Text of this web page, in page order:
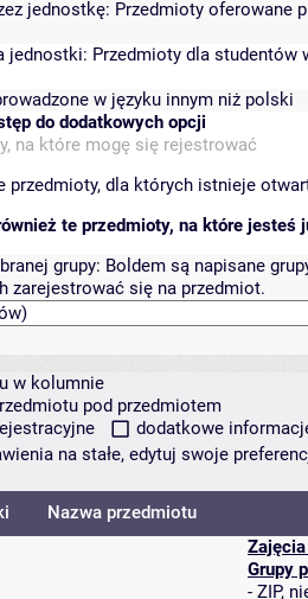
jednostkę: Przedmioty oferowane
jednostki: Przedmioty dla studentów
w języku innym niż polski
do dodatkowych opcji
na które mogę się rejestrować
przedmioty, dla których istnieje
te przedmioty, na które jesteś
grupy: Boldem są napisane
zarejestrować się na przedmiot.
w kolumnie
pod przedmiotem
dodatkowe
na stałe, edytuj swoje
Nazwa przedmiotu
Grupy
- ZIP,